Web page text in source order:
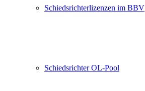
Schiedsrichterlizenzen im BBV
Schiedsrichter OL-Pool